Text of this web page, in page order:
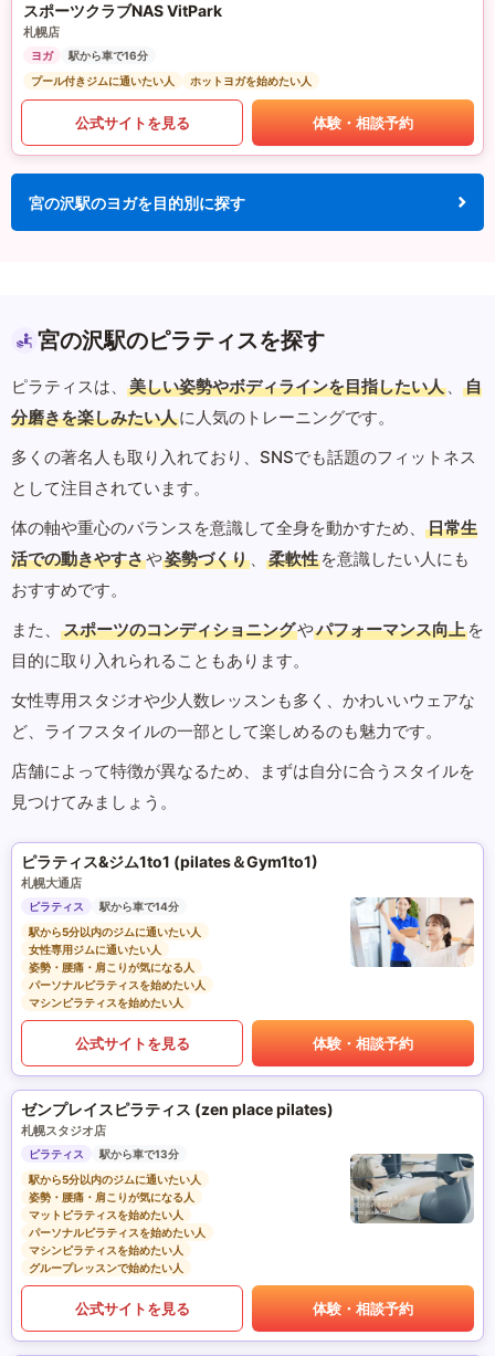
スポーツクラブNAS VitPark
札幌店
ヨガ
駅から車で16分
プール付きジムに通いたい人
ホットヨガを始めたい人
公式サイトを見る 体験・相談予約
宮の沢駅のヨガを目的別に探す
宮の沢駅のピラティスを探す
ピラティスは、 美しい姿勢やボディラインを目指したい人 、
自
分磨きを楽しみたい人に人気のトレーニングです。
多くの著名人も取り入れており、SNSでも話題のフィットネス
として注目されています。
体の軸や重心のバランスを意識して全身を動かすため、
日常生
活での動きやすさや姿勢づくり 、 柔軟性 を意識したい人にも
おすすめです。
また、
スポーツのコンディショニングやパフォーマンス向上 を
目的に取り入れられることもあります。
女性専用スタジオや少人数レッスンも多く、かわいいウェアな
ど、ライフスタイルの一部として楽しめるのも魅力です。
店舗によって特徴が異なるため、まずは自分に合うスタイルを
見つけてみましょう。
ピラティス&ジム1to1 (pilates＆Gym1to1)
札幌大通店
ピラティス
駅から車で14分
駅から5分以内のジムに通いたい人
女性専用ジムに通いたい人
姿勢・腰痛・肩こりが気になる人
パーソナルピラティスを始めたい人
マシンピラティスを始めたい人
公式サイトを見る 体験・相談予約
ゼンプレイスピラティス (zen place pilates)
札幌スタジオ店
ピラティス
駅から車で13分
駅から5分以内のジムに通いたい人
姿勢・腰痛・肩こりが気になる人
マットピラティスを始めたい人
パーソナルピラティスを始めたい人
マシンピラティスを始めたい人
グループレッスンで始めたい人
公式サイトを見る 体験・相談予約